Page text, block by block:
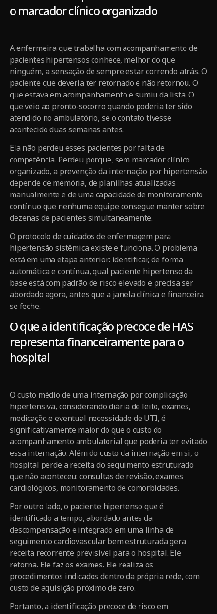
o marcador clínico organizado
A enfermeira que trabalha com acompanhamento de
pacientes hipertensos conhece, melhor do que
ninguém, a sensação de sempre estar correndo atrás. O
paciente que deveria ter retornado e não retornou. O
que estava em acompanhamento e sumiu da lista. O
que veio ao pronto-socorro quando poderia ter sido
atendido no ambulatório, se o contato tivesse
acontecido duas semanas antes.
Ela não perdeu esses pacientes por falta de
competência. Perdeu porque, sem marcador clínico
organizado, a prevenção da internação por hipertensão
depende de memória, de planilhas atualizadas
manualmente e de uma capacidade de monitoramento
contínuo que nenhuma equipe consegue manter sobre
dezenas de pacientes simultaneamente.
O protocolo de cuidados de enfermagem para
hipertensão sistêmica existe e funciona. O problema
está em uma etapa anterior: identificar, de forma
automática e contínua, qual paciente hipertenso da
base está com padrão de risco elevado e precisa ser
abordado agora, antes que a janela clínica e financeira
se feche.
O que a identificação precoce de HAS
representa financeiramente para o
hospital
O custo médio de uma internação por complicação
hipertensiva, considerando diária de leito, exames,
medicação e eventual necessidade de UTI, é
significativamente maior do que o custo do
acompanhamento ambulatorial que poderia ter evitado
essa internação. Além do custo da internação em si, o
hospital perde a receita do seguimento estruturado
que não aconteceu: consultas de revisão, exames
cardiológicos, monitoramento de comorbidades.
Por outro lado, o paciente hipertenso que é
identificado a tempo, abordado antes da
descompensação e integrado em uma linha de
seguimento cardiovascular bem estruturada gera
receita recorrente previsível para o hospital. Ele
retorna. Ele faz os exames. Ele realiza os
procedimentos indicados dentro da própria rede, com
custo de aquisição próximo de zero.
Portanto, a identificação precoce de risco em